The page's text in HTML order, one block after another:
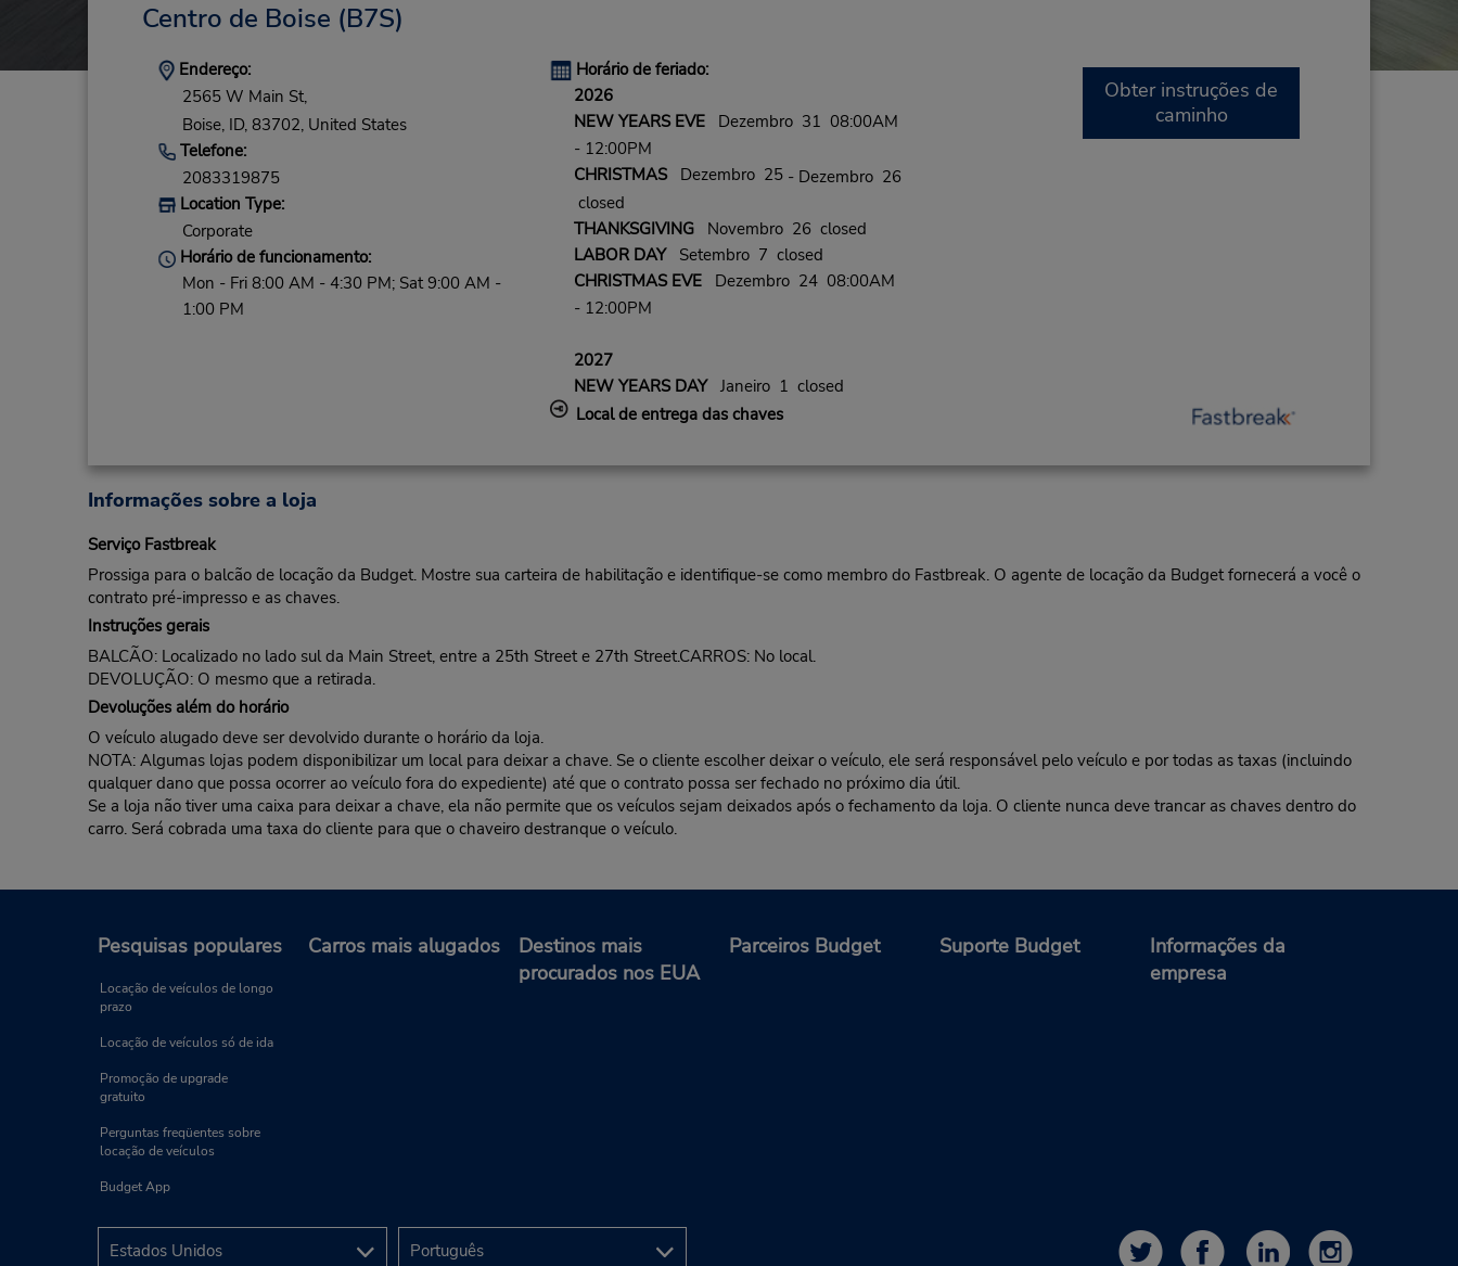
Centro de Boise (B7S)
Endereço:
2565 W Main St,
Boise, ID, 83702, United States
Telefone:
2083319875
Location Type:
Corporate
Horário de funcionamento:
Mon - Fri 8:00 AM - 4:30 PM; Sat 9:00 AM -
1:00 PM
Horário de feriado:
2026
NEW YEARS EVEDezembro 31 08:00AM
- 12:00PM
CHRISTMASDezembro 25 - Dezembro 26
closed
THANKSGIVINGNovembro 26 closed
LABOR DAYSetembro 7 closed
CHRISTMAS EVEDezembro 24 08:00AM
- 12:00PM
2027
NEW YEARS DAYJaneiro 1 closed
Local de entrega das chaves
Obter instruções de
caminho
Informações sobre a loja
Serviço Fastbreak
Prossiga para o balcão de locação da Budget. Mostre sua carteira de habilitação e identifique-se como membro do Fastbreak. O agente de locação da Budget fornecerá a você o
contrato pré-impresso e as chaves.
Instruções gerais
BALCÃO: Localizado no lado sul da Main Street, entre a 25th Street e 27th Street.CARROS: No local.
DEVOLUÇÃO: O mesmo que a retirada.
Devoluções além do horário
O veículo alugado deve ser devolvido durante o horário da loja.
NOTA: Algumas lojas podem disponibilizar um local para deixar a chave. Se o cliente escolher deixar o veículo, ele será responsável pelo veículo e por todas as taxas (incluindo
qualquer dano que possa ocorrer ao veículo fora do expediente) até que o contrato possa ser fechado no próximo dia útil.
Se a loja não tiver uma caixa para deixar a chave, ela não permite que os veículos sejam deixados após o fechamento da loja. O cliente nunca deve trancar as chaves dentro do
carro. Será cobrada uma taxa do cliente para que o chaveiro destranque o veículo.
Pesquisas populares
Locação de veículos de longo
prazo
Locação de veículos só de ida
Promoção de upgrade
gratuito
Perguntas freqüentes sobre
locação de veículos
Budget App
Carros mais alugados
Destinos mais
procurados nos EUA
Parceiros Budget Suporte Budget
Informações da
empresa